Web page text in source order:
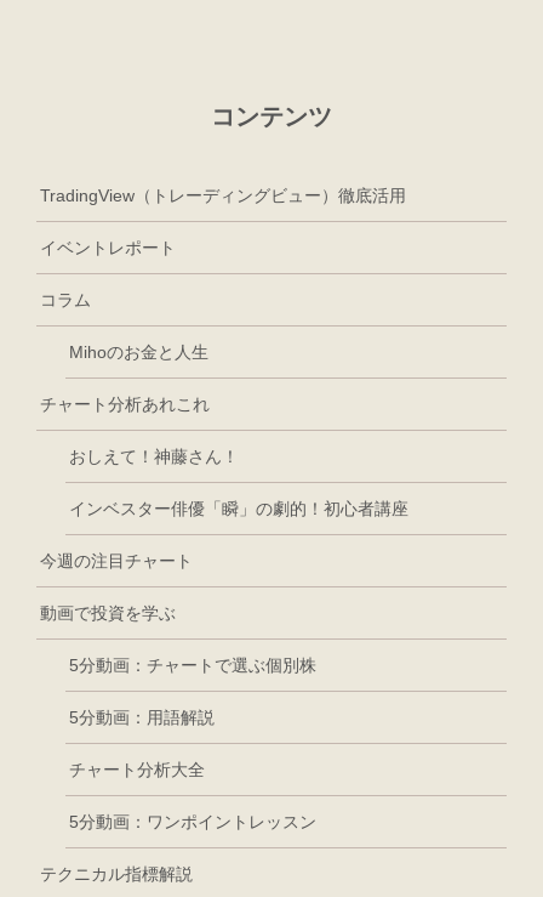
コンテンツ
TradingView（トレーディングビュー）徹底活用
イベントレポート
コラム
Mihoのお金と人生
チャート分析あれこれ
おしえて！神藤さん！
インベスター俳優「瞬」の劇的！初心者講座
今週の注目チャート
動画で投資を学ぶ
5分動画：チャートで選ぶ個別株
5分動画：用語解説
チャート分析大全
5分動画：ワンポイントレッスン
テクニカル指標解説